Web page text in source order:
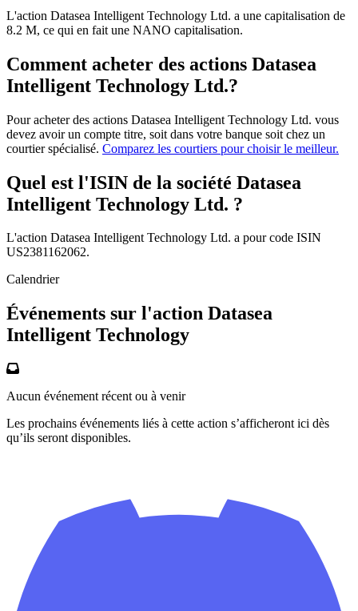
L'action Datasea Intelligent Technology Ltd. a une capitalisation de
8.2 M, ce qui en fait une NANO capitalisation.
Comment acheter des actions Datasea
Intelligent Technology Ltd.?
Pour acheter des actions Datasea Intelligent Technology Ltd. vous
devez avoir un compte titre, soit dans votre banque soit chez un
courtier spécialisé. Comparez les courtiers pour choisir le meilleur.
Quel est l'ISIN de la société Datasea
Intelligent Technology Ltd. ?
L'action Datasea Intelligent Technology Ltd. a pour code ISIN
US2381162062.
Calendrier
Événements sur l'action Datasea
Intelligent Technology
Aucun événement récent ou à venir
Les prochains événements liés à cette action s’afficheront ici dès
qu’ils seront disponibles.